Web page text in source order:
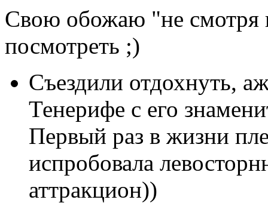
Свою обожаю "не смотря
посмотреть ;)
Съездили отдохнуть,
Тенерифе с его
Первый раз в жизни
испробовала
аттракцион))